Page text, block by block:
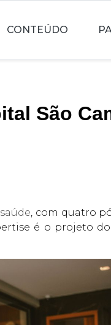
CONTEÚDO
São
, com quatro
é o projeto